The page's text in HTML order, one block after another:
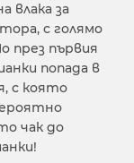
влака за
с голямо
през първия
попада в
с която
чак до